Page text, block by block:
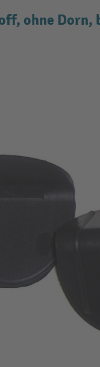
ohne Dorn,